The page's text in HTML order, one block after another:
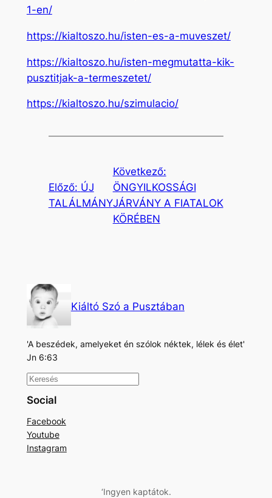
1-en/
https://kialtoszo.hu/isten-es-a-muveszet/
https://kialtoszo.hu/isten-megmutatta-kik-
pusztitjak-a-termeszetet/
https://kialtoszo.hu/szimulacio/
Előző: ÚJ
TALÁLMÁNY
Következő:
ÖNGYILKOSSÁGI
JÁRVÁNY A FIATALOK
KÖRÉBEN
Kiáltó Szó a Pusztában
'A beszédek, amelyeket én szólok néktek, lélek és élet'
Jn 6:63
K
e
e
s
Social
Facebook
Youtube
Instagram
‘Ingyen kaptátok.